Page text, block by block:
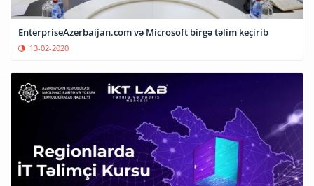
EnterpriseAzerbaijan.com və Microsoft birgə təlim keçirib
13-02-2020